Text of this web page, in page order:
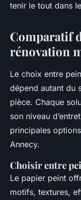
tenir le tout dans
Comparatif
rénovation
Le choix entre
dépend autant du
pièce. Chaque
son niveau
principales
Annecy.
Choisir entre
Le papier peint
motifs, textures,